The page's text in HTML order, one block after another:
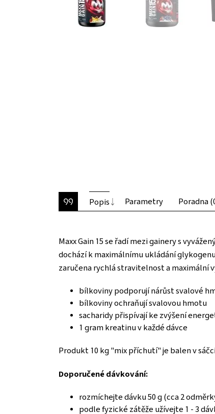
Popis Parametry Poradna
Maxx Gain 15 se řadí mezi gainery s
dochází k maximálnímu ukládání
zaručena rychlá stravitelnost a maximální
bílkoviny podporují nárůst svalové
bílkoviny ochraňují svalovou hmotu
sacharidy přispívají ke zvýšení
1 gram kreatinu v každé dávce
Produkt 10 kg "mix příchutí" je balen v
Doporučené dávkování:
rozmíchejte dávku 50 g (cca 2
podle fyzické zátěže užívejte 1 - 3